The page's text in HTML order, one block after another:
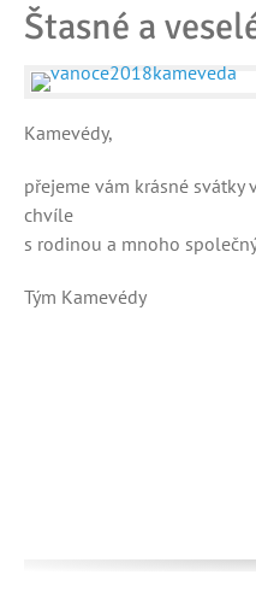
Štasné a
Kamevédy,
přejeme vám krásné
chvíle
s rodinou a mnoho
Tým Kamevédy